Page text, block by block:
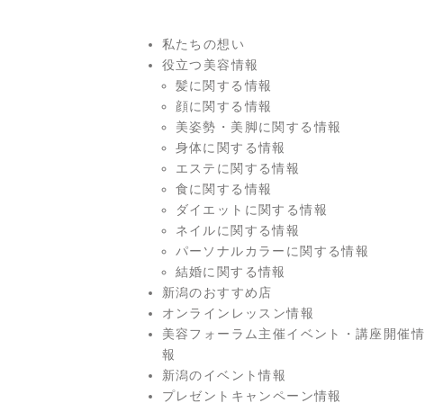
私たちの想い
役立つ美容情報
髪に関する情報
顔に関する情報
美姿勢・美脚に関する情報
身体に関する情報
エステに関する情報
食に関する情報
ダイエットに関する情報
ネイルに関する情報
パーソナルカラーに関する情報
結婚に関する情報
新潟のおすすめ店
オンラインレッスン情報
美容フォーラム主催イベント・講座開催情
報
新潟のイベント情報
プレゼントキャンペーン情報